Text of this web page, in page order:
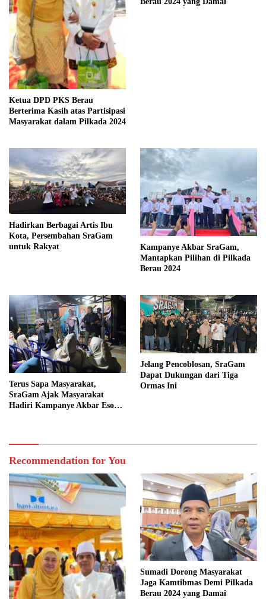
Ketua DPD PKS Berau
Berterima Kasih atas Partisipasi
Masyarakat dalam Pilkada 2024
Hadirkan Berbagai Artis Ibu
Kota, Persembahan SraGam
untuk Rakyat
Kampanye Akbar SraGam,
Mantapkan Pilihan di Pilkada
Berau 2024
Terus Sapa Masyarakat,
SraGam Ajak Masyarakat
Hadiri Kampanye Akbar Esok
Jelang Pencoblosan, SraGam
Dapat Dukungan dari Tiga
Ormas Ini
Recommendation for You
Sumadi Dorong Masyarakat
Jaga Kamtibmas Demi Pilkada
Berau 2024 yang Damai